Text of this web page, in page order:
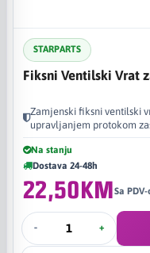
STARPARTS
Fiksni Ventilski Vrat
Zamjenski fiksni ventilski
upravljanjem protokom
Na stanju
Dostava 24-48h
22,50KMSa
- +